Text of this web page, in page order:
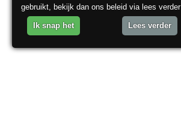
gebruikt, bekijk dan ons beleid via lees verder
Ik snap het Lees verder